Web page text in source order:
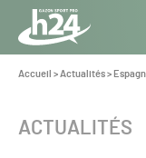
Panneau de gestion des
Aller au contenu
Toute
l’info
Pro
Vous
Accueil >Actualités>
CATÉGORIE :
ACTUALITÉS